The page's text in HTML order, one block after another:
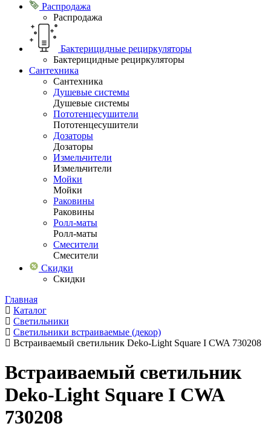
Распродажа
Распродажа
Бактерицидные рециркуляторы
Бактерицидные рециркуляторы
Сантехника
Сантехника
Душевые системы
Душевые системы
Пототенцесушители
Пототенцесушители
Дозаторы
Дозаторы
Измельчители
Измельчители
Мойки
Мойки
Раковины
Раковины
Ролл-маты
Ролл-маты
Смесители
Смесители
Скидки
Скидки
Главная
Каталог
Светильники
Светильники встраиваемые (декор)
Встраиваемый светильник Deko-Light Square I CWA 730208
Встраиваемый светильник
Deko-Light Square I CWA
730208